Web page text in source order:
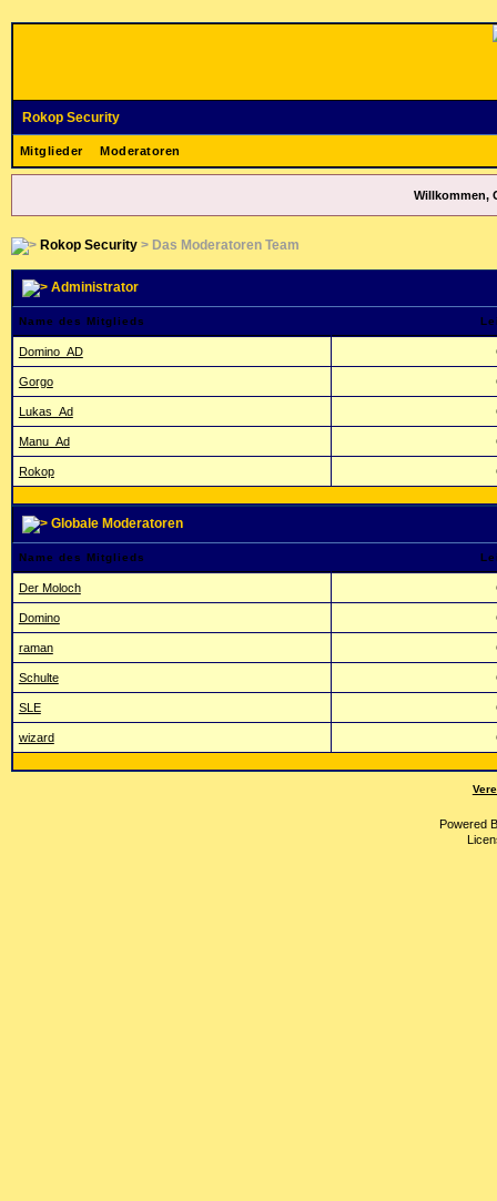
Rokop Security
Mitglieder Moderatoren
Willkommen,
Rokop Security> Das Moderatoren Team
Administrator
Name des Mitglieds
Domino_AD
Gorgo
Lukas_Ad
Manu_Ad
Rokop
Globale Moderatoren
Name des Mitglieds
Der Moloch
Domino
raman
Schulte
SLE
wizard
Powered